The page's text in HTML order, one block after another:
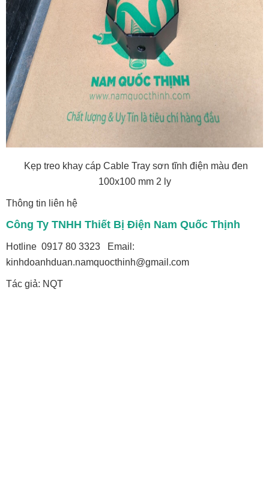
Kẹp treo khay cáp Cable Tray sơn tĩnh điện màu đen
100x100 mm 2 ly
Thông tin liên hệ
Công Ty TNHH Thiết Bị Điện Nam Quốc Thịnh
Hotline 0917 80 3323 Email:
kinhdoanhduan.namquocthinh@gmail.com
Tác giả: NQT